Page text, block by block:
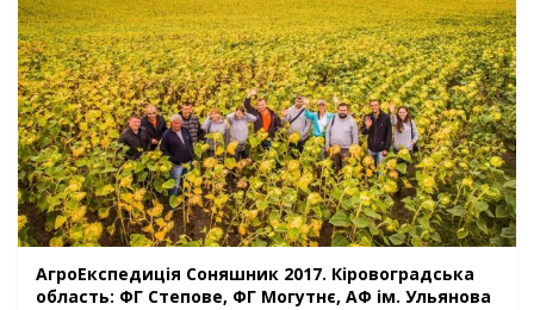
АгроЕкспедиція Соняшник 2017. Кіровоградська
область: ФГ Степове, ФГ Могутнє, АФ ім. Ульянова